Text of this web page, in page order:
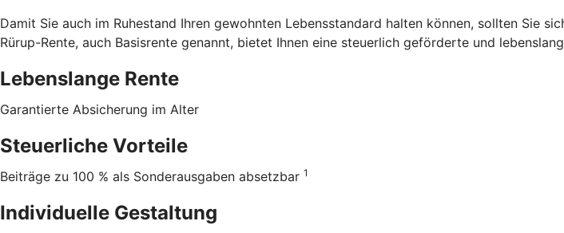
Damit Sie auch im Ruhestand Ihren gewohnten Lebensstandard halten können, sollten Sie
Rürup-Rente, auch Basisrente genannt, bietet Ihnen eine steuerlich geförderte und
Lebenslange Rente
Garantierte Absicherung im Alter
Steuerliche Vorteile
Beiträge zu 100 % als Sonderausgaben absetzbar 1
Individuelle Gestaltung